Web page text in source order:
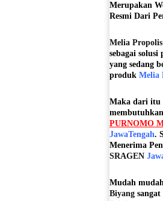
Merupakan
Resmi Dari
Melia Propolis
sebagai
yang sedang
produk Melia
Maka dari itu
PURNOMO
JawaTengah.
Menerima
SRAGEN
Mudah
Biyang